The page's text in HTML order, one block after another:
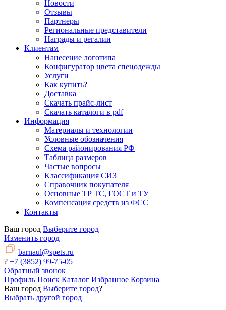
Новости
Отзывы
Партнеры
Региональные представители
Награды и регалии
Клиентам
Нанесение логотипа
Конфигуратор цвета спецодежды
Услуги
Как купить?
Доставка
Скачать прайс-лист
Скачать каталоги в pdf
Информация
Материалы и технологии
Условные обозначения
Схема районирования РФ
Таблица размеров
Частые вопросы
Классификация СИЗ
Справочник покупателя
Основные ТР ТС, ГОСТ и ТУ
Компенсация средств из ФСС
Контакты
Ваш город Выберите город
Изменить город
barnaul@spets.ru
? +7 (3852) 99-75-05
Обратный звонок
Профиль Поиск Каталог Избранное Корзина
Ваш город Выберите город?
Выбрать другой город